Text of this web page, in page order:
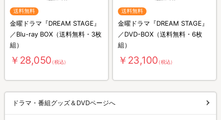
送料無料
金曜ドラマ『DREAM STAGE』
／Blu-ray BOX（送料無料・3枚
組）
￥28,050（税込）
送料無料
金曜ドラマ『DREAM STAGE』
／DVD-BOX（送料無料・6枚
組）
￥23,100（税込）
ドラマ・番組グッズ＆DVDページへ